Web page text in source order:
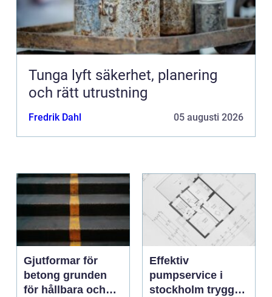
Tunga lyft säkerhet, planering
och rätt utrustning
Fredrik Dahl 05 augusti 2026
Gjutformar för
betong grunden
för hållbara och
Effektiv
pumpservice i
stockholm trygg